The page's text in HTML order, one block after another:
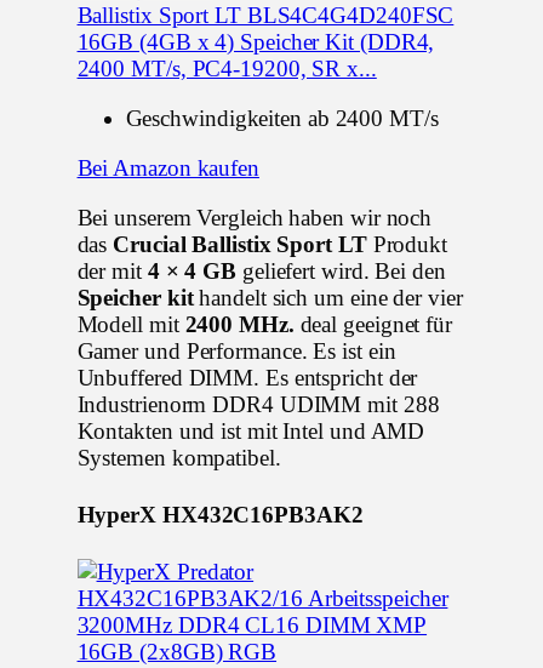
Ballistix Sport LT BLS4C4G4D240FSC
16GB (4GB x 4) Speicher Kit (DDR4,
2400 MT/s, PC4-19200, SR x...
Geschwindigkeiten ab 2400 MT/s
Bei Amazon kaufen
Bei unserem Vergleich haben wir noch
das Crucial Ballistix Sport LTProdukt
der mit4 × 4 GB geliefert wird. Bei den
Speicher kithandelt sich um eine der vier
Modell mit 2400 MHz. deal geeignet für
Gamer und Performance. Es ist ein
Unbuffered DIMM. Es entspricht der
Industrienorm DDR4 UDIMM mit 288
Kontakten und ist mit Intel und AMD
Systemen kompatibel.
HyperX HX432C16PB3AK2